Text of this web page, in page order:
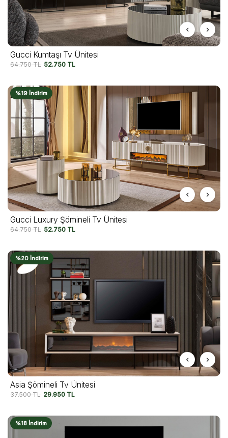
Gucci Kumtaşı Tv Ünitesi
64.750TL 52.750 TL
%19 İndirim
Gucci Luxury Şömineli Tv Ünitesi
64.750TL 52.750 TL
%20 İndirim
Asia Şömineli Tv Ünitesi
37.500TL 29.950 TL
%18 İndirim